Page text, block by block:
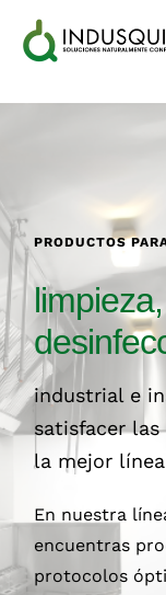
Productos
Contacto
PRODUCTOS
industrial e
satisfacer las
la mejor
En nuestra
encuentras
protocolos